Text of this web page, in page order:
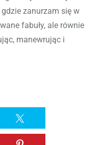
zanurzam się w
fabuły, ale równie
manewrując i